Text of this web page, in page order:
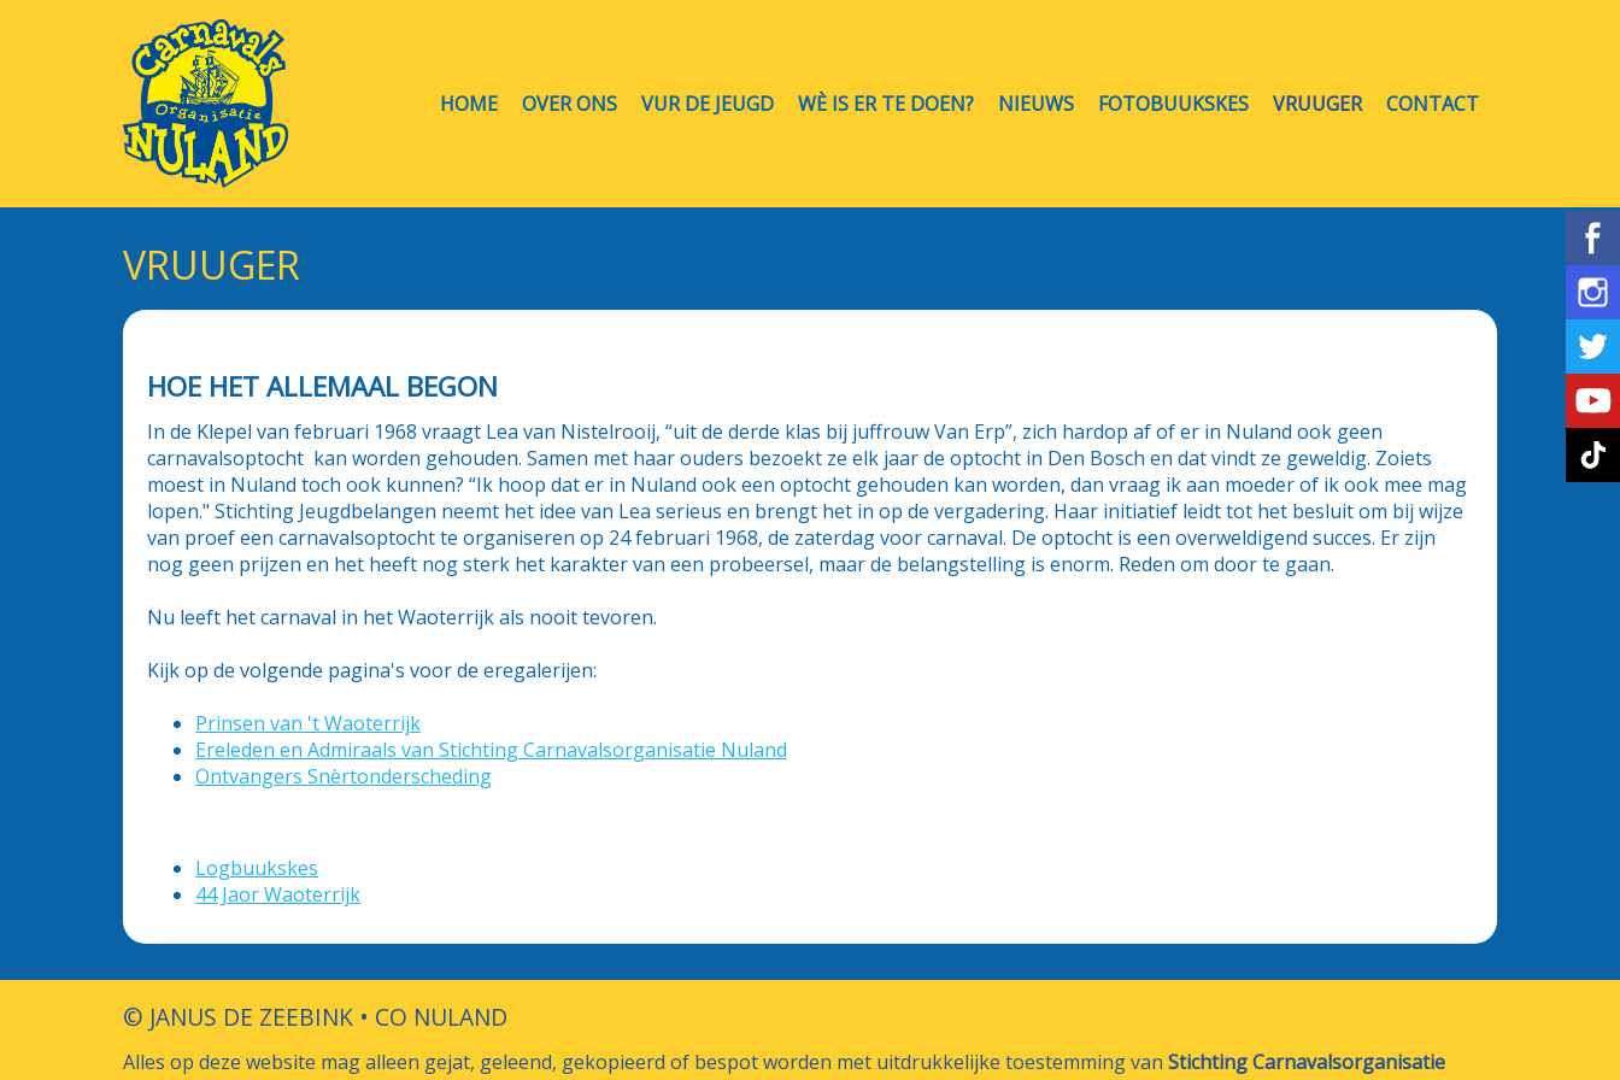
HOME OVER ONS VUR DE JEUGD WÈ IS ER TE DOEN? NIEUWS FOTOBUUKSKES VRUUGER CONTACT
VRUUGER
HOE HET ALLEMAAL BEGON
In de Klepel van februari 1968 vraagt Lea van Nistelrooij, “uit de derde klas bij juffrouw Van Erp”, zich hardop af of er in Nuland ook geen
carnavalsoptocht kan worden gehouden. Samen met haar ouders bezoekt ze elk jaar de optocht in Den Bosch en dat vindt ze geweldig. Zoiets
moest in Nuland toch ook kunnen? “Ik hoop dat er in Nuland ook een optocht gehouden kan worden, dan vraag ik aan moeder of ik ook mee mag
lopen." Stichting Jeugdbelangen neemt het idee van Lea serieus en brengt het in op de vergadering. Haar initiatief leidt tot het besluit om bij wijze
van proef een carnavalsoptocht te organiseren op 24 februari 1968, de zaterdag voor carnaval. De optocht is een overweldigend succes. Er zijn
nog geen prijzen en het heeft nog sterk het karakter van een probeersel, maar de belangstelling is enorm. Reden om door te gaan.
Nu leeft het carnaval in het Waoterrijk als nooit tevoren.
Kijk op de volgende pagina's voor de eregalerijen:
Prinsen van 't Waoterrijk
Ereleden en Admiraals van Stichting Carnavalsorganisatie Nuland
Ontvangers Snèrtonderscheding
Logbuukskes
44 Jaor Waoterrijk
© JANUS DE ZEEBINK • CO NULAND
Alles op deze website mag alleen gejat, geleend, gekopieerd of bespot worden met uitdrukkelijke toestemming van Stichting Carnavalsorganisatie